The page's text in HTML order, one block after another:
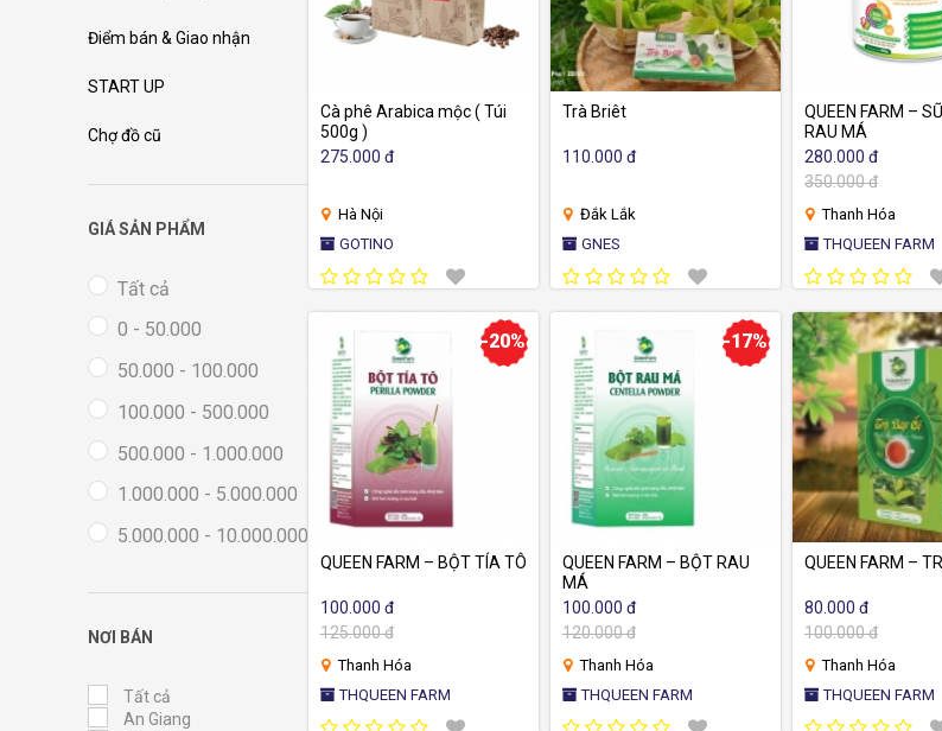
Điểm bán & Giao nhận
START UP
Chợ đồ cũ
GIÁ SẢN PHẨM
Tất cả
0 - 50.000
50.000 - 100.000
100.000 - 500.000
500.000 - 1.000.000
1.000.000 - 5.000.000
5.000.000 - 10.000.000
NƠI BÁN
Tất cả
An Giang
Cà phê Arabica mộc ( Túi
500g )
275.000 đ
Hà Nội
GOTINO
Trà Briêt
110.000 đ
Đắk Lắk
GNES
QUEEN FARM –
RAU MÁ
280.000 đ
350.000 đ
Thanh Hóa
THQUEEN FARM
-20%
QUEEN FARM – BỘT TÍA TÔ
100.000 đ
125.000 đ
Thanh Hóa
THQUEEN FARM
-17%
QUEEN FARM – BỘT RAU
MÁ
100.000 đ
120.000 đ
Thanh Hóa
THQUEEN FARM
QUEEN FARM –
80.000 đ
100.000 đ
Thanh Hóa
THQUEEN FARM